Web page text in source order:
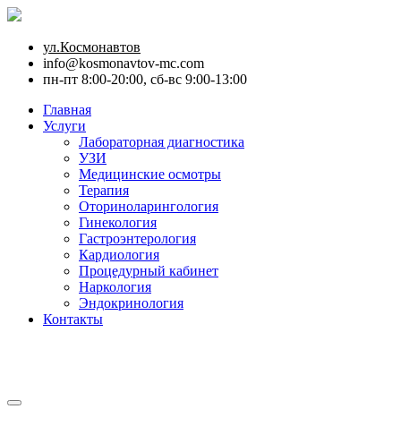
ул.Космонавтов
info@kosmonavtov-mc.com
пн-пт 8:00-20:00, сб-вс 9:00-13:00
Главная
Услуги
Лабораторная диагностика
УЗИ
Медицинские осмотры
Терапия
Оториноларингология
Гинекология
Гастроэнтерология
Кардиология
Процедурный кабинет
Наркология
Эндокринология
Контакты